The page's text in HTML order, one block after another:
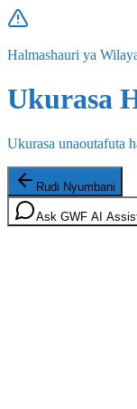
Halmashauri ya
Ukurasa
Ukurasa unaoutafuta
Rudi Nyumbani
Ask GWF AI